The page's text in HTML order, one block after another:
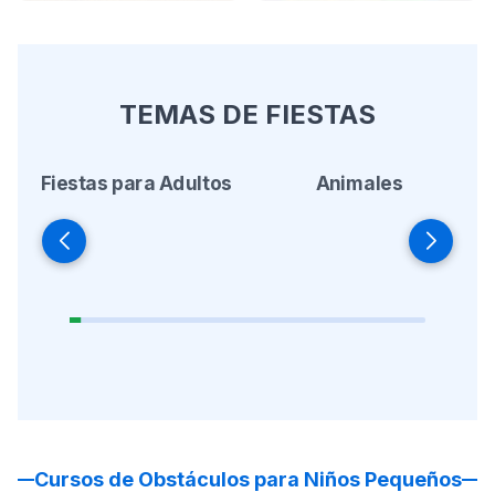
TEMAS DE FIESTAS
Fiestas para Adultos Animales
Cursos de Obstáculos para Niños Pequeños